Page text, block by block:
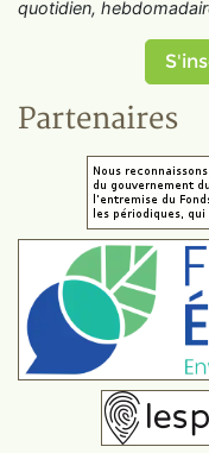
quotidien,
Partenaires